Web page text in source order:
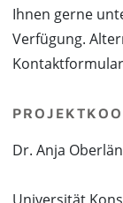
Ihnen gerne
Verfügung.
Dr. Anja